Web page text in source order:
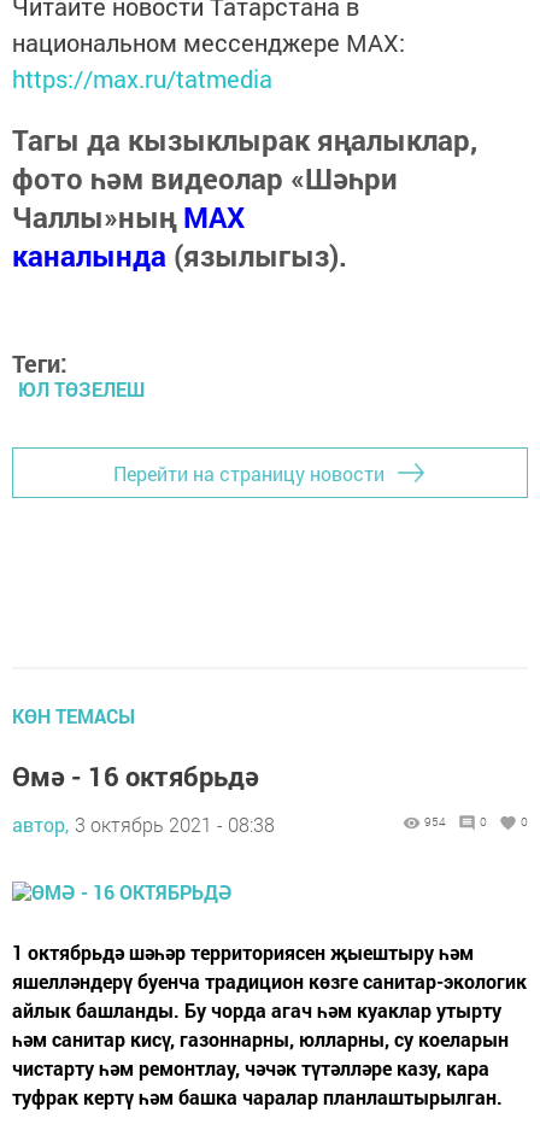
Читайте новости Татарстана в
национальном мессенджере MАХ:
https://max.ru/tatmedia
Тагы да кызыклырак яңалыклар,
фото һәм видеолар «Шәһри
Чаллы»ныңMAX
каналында (язылыгыз).
Теги:
ЮЛ ТӨЗЕЛЕШ
Перейти на страницу новости
КӨН ТЕМАСЫ
Өмә - 16 октябрьдә
автор, 3 октябрь 2021 - 08:38 954 0 0
1 октябрьдә шәһәр территориясен җыештыру һәм
яшелләндерү буенча традицион көзге санитар-экологик
айлык башланды. Бу чорда агач һәм куаклар утырту
һәм санитар кисү, газоннарны, юлларны, су коеларын
чистарту һәм ремонтлау, чәчәк түтәлләре казу, кара
туфрак кертү һәм башка чаралар планлаштырылган.